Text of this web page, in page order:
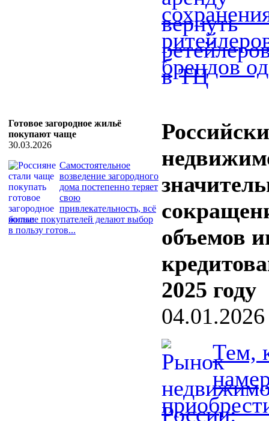
брендов
Готовое загородное жильё
покупают чаще
30.03.2026
Самостоятельное
возведение загородного
дома постепенно теряет
свою
привлекательность, всё
больше покупателей делают выбор
в пользу готов...
объемов
2025 году
04.01.2026
Тем,